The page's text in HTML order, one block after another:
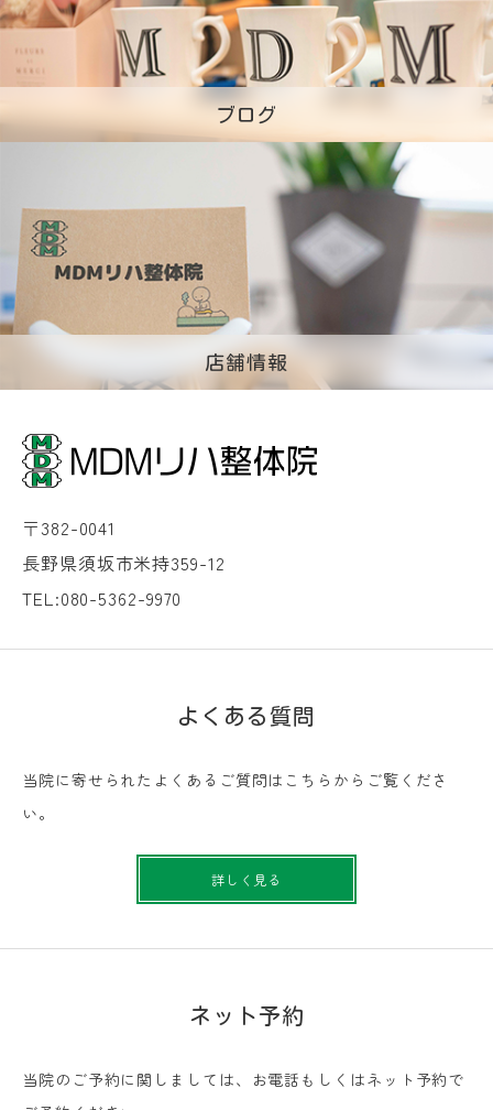
ブログ
店舗情報
〒382-0041
長野県須坂市米持359-12
TEL:080-5362-9970
よくある質問
当院に寄せられたよくあるご質問はこちらからご覧くださ
い。
詳しく見る
ネット予約
当院のご予約に関しましては、お電話もしくはネット予約で